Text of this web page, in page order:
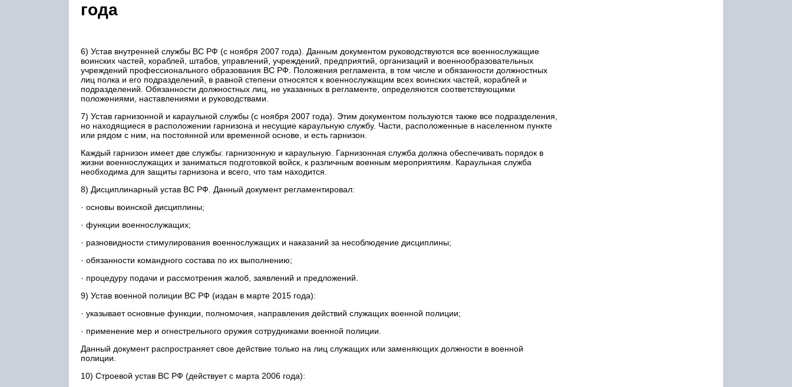
года
6) Устав внутренней службы ВС РФ (с ноября 2007 года). Данным документом руководствуются все военнослужащие
воинских частей, кораблей, штабов, управлений, учреждений, предприятий, организаций и военнообразовательных
учреждений профессионального образования ВС РФ. Положения регламента, в том числе и обязанности должностных
лиц полка и его подразделений, в равной степени относятся к военнослужащим всех воинских частей, кораблей и
подразделений. Обязанности должностных лиц, не указанных в регламенте, определяются соответствующими
положениями, наставлениями и руководствами.
7) Устав гарнизонной и караульной службы (с ноября 2007 года). Этим документом пользуются также все подразделения,
но находящиеся в расположении гарнизона и несущие караульную службу. Части, расположенные в населенном пункте
или рядом с ним, на постоянной или временной основе, и есть гарнизон.
Каждый гарнизон имеет две службы: гарнизонную и караульную. Гарнизонная служба должна обеспечивать порядок в
жизни военнослужащих и заниматься подготовкой войск, к различным военным мероприятиям. Караульная служба
необходима для защиты гарнизона и всего, что там находится.
8) Дисциплинарный устав ВС РФ. Данный документ регламентировал:
· основы воинской дисциплины;
· функции военнослужащих;
· разновидности стимулирования военнослужащих и наказаний за несоблюдение дисциплины;
· обязанности командного состава по их выполнению;
· процедуру подачи и рассмотрения жалоб, заявлений и предложений.
9) Устав военной полиции ВС РФ (издан в марте 2015 года):
· указывает основные функции, полномочия, направления действий служащих военной полиции;
· применение мер и огнестрельного оружия сотрудниками военной полиции.
Данный документ распространяет свое действие только на лиц служащих или заменяющих должности в военной
полиции.
10) Строевой устав ВС РФ (действует с марта 2006 года):